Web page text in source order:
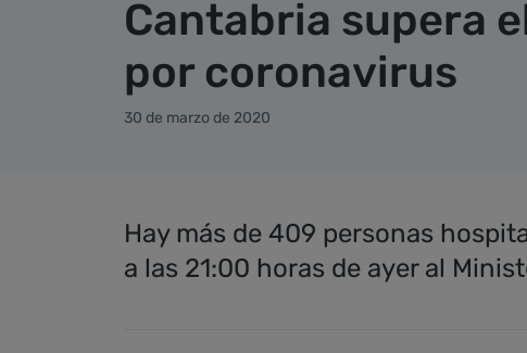
Cantabria supera
por coronavirus
30 de marzo de 2020
Hay más de 409 personas
a las 21:00 horas de ayer al